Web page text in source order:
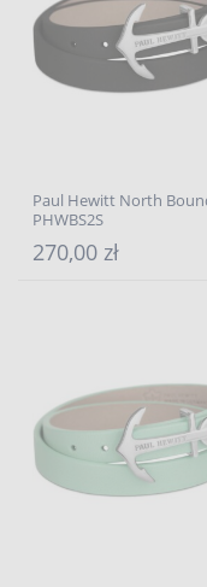
Paul Hewitt North
PHWBS2S
270,00 zł